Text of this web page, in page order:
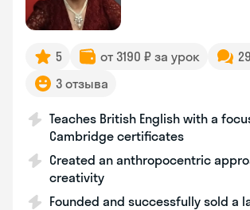
5 от 3190 ₽ за урок
3 отзыва
Teaches British English with a
Cambridge certificates
Created an anthropocentric
creativity
Founded and successfully sold a